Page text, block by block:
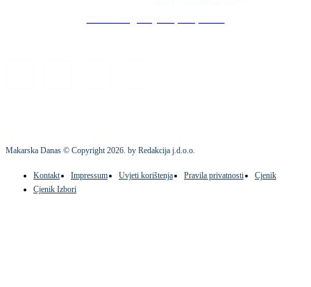
Makarska Danas © Copyright2026. by Redakcija j.d.o.o.
Kontakt Impressum Uvjeti korištenja Pravila privatnosti
Cjenik
Cjenik Izbori